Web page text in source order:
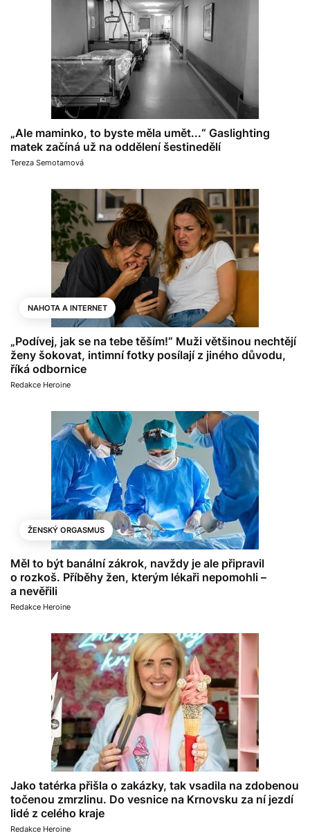
„Ale maminko, to byste měla umět...“ Gaslighting
matek začíná už na oddělení šestinedělí
Tereza Semotamová
NAHOTA A INTERNET
„Podívej, jak se na tebe těším!“ Muži většinou nechtějí
ženy šokovat, intimní fotky posílají z jiného důvodu,
říká odbornice
Redakce Heroine
ŽENSKÝ ORGASMUS
Měl to být banální zákrok, navždy je ale připravil
o rozkoš. Příběhy žen, kterým lékaři nepomohli –
a nevěřili
Redakce Heroine
Jako tatérka přišla o zakázky, tak vsadila na zdobenou
točenou zmrzlinu. Do vesnice na Krnovsku za ní jezdí
lidé z celého kraje
Redakce Heroine